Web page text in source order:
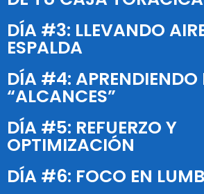
DÍA #3: LLEVANDO
ESPALDA
DÍA #4: APRENDIENDO
“ALCANCES”
DÍA #5: REFUERZO Y
OPTIMIZACIÓN
DÍA #6: FOCO EN